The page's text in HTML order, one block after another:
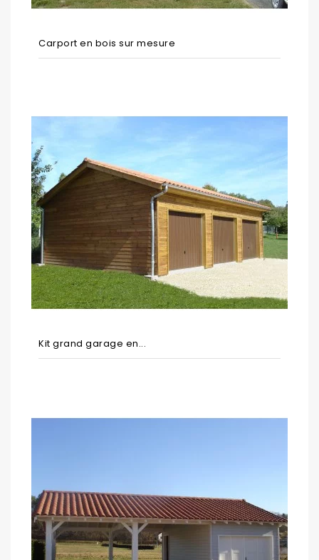
Carport en bois sur mesure
Kit grand garage en...